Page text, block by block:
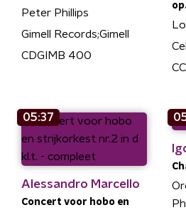
Peter Phillips
Gimell Records;Gimell
CDGIMB 400
05:37
Alessandro Marcello
Concert voor hobo en